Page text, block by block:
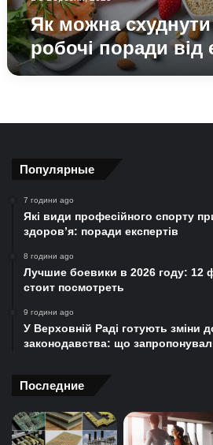
Як можна схуднути
робочі поради від
Популярные
7 години ago
Які види професійного спорту
здоров’я: поради експертів
8 години ago
Лучшие боевики в 2026 году: 12
стоит посмотреть
9 години ago
У Верховній Раді готують зміни
законодавства: що
Последние